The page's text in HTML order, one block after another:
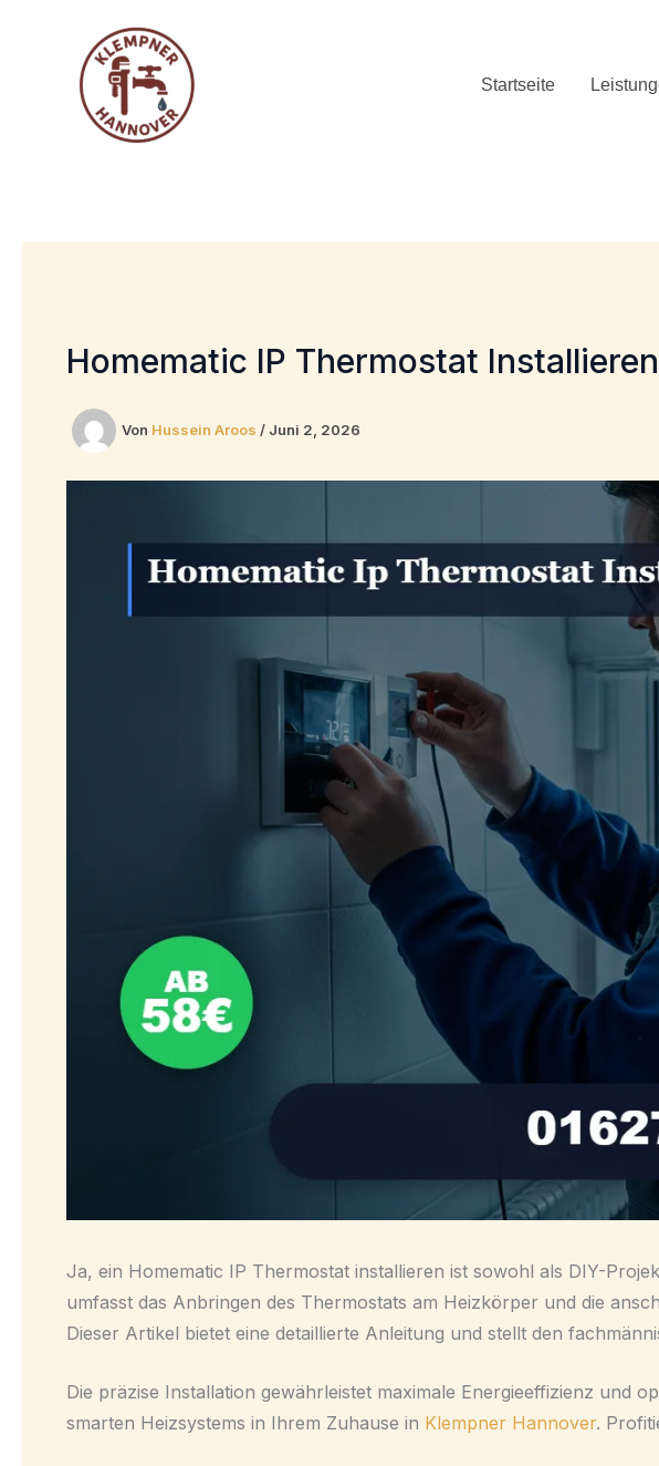
Startseite
Homematic IP Thermostat
Von Hussein Aroos / Juni 2, 2026
Ja, ein Homematic IP Thermostat installieren ist sowohl als DIY-
umfasst das Anbringen des Thermostats am Heizkörper und die
Dieser Artikel bietet eine detaillierte Anleitung und stellt den
Die präzise Installation gewährleistet maximale Energieeffizienz und
smarten Heizsystems in Ihrem Zuhause in Klempner Hannover.